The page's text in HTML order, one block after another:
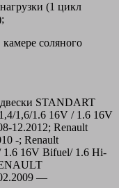
(1 цикл
соляного
STANDART
1,6/1.6 16V / 1.6 16V
12.2012; Renault
-; Renault
1.6 16V Bifuel/ 1.6 Hi-
—